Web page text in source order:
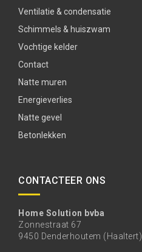
Ventilatie & condensatie
Schimmels & huiszwam
Vochtige kelder
Contact
Natte muren
Energieverlies
Natte gevel
Betonlekken
CONTACTEER ONS
Home Solution bvba
Zonnestraat 67
9450 Denderhoutem (Haaltert)